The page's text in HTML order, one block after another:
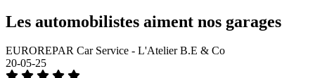
Les automobilistes aiment nos garages
EUROREPAR Car Service - L'Atelier B.E & Co
20-05-25